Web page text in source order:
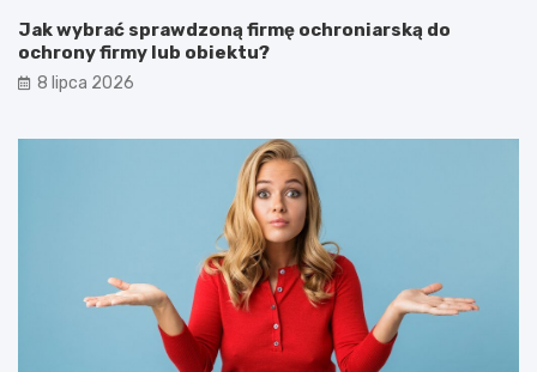
Jak wybrać sprawdzoną firmę ochroniarską do
ochrony firmy lub obiektu?
8 lipca 2026